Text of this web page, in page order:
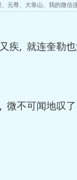
、 元尊、 大靠山、 我的微信
, 就连奎勒也
不可闻地叹了